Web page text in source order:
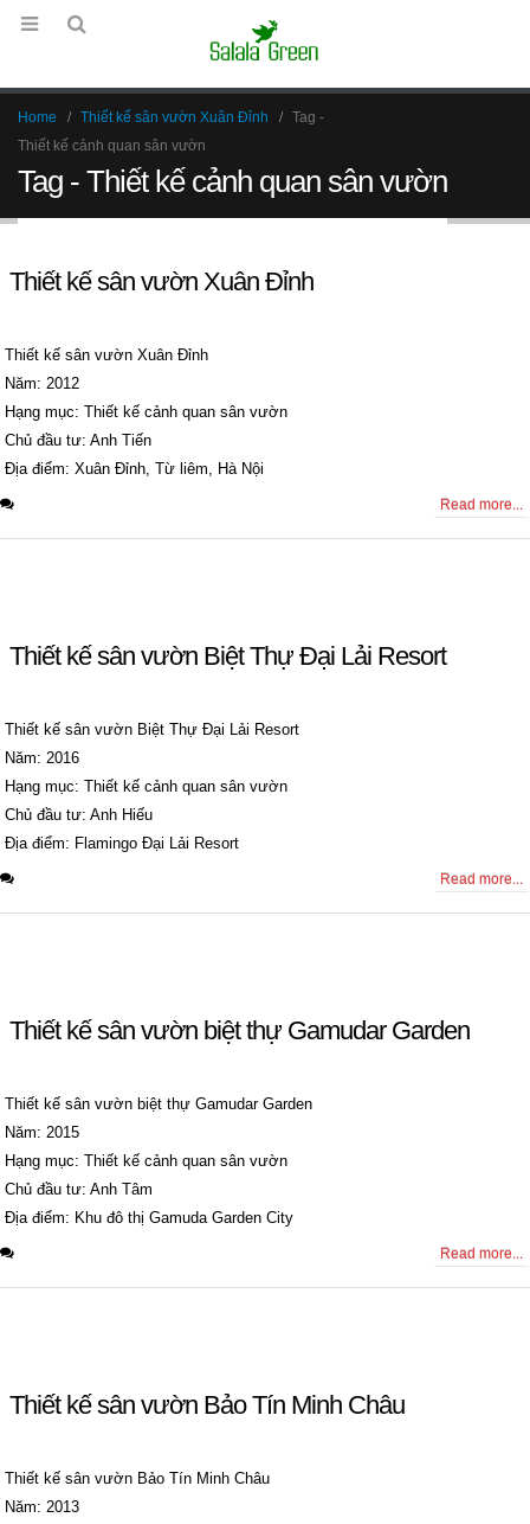
Home Thiết kế sân vườn Xuân Đỉnh
Tag -
Thiết kế cảnh quan sân vườn
Tag - Thiết kế cảnh quan sân vườn
Thiết kế sân vườn Xuân Đỉnh
Thiết kế sân vườn Xuân Đỉnh
Năm: 2012
Hạng mục: Thiết kế cảnh quan sân vườn
Chủ đầu tư: Anh Tiến
Địa điểm: Xuân Đỉnh, Từ liêm, Hà Nội
Read more...
Thiết kế sân vườn Biệt Thự Đại Lải Resort
Thiết kế sân vườn Biệt Thự Đại Lải Resort
Năm: 2016
Hạng mục: Thiết kế cảnh quan sân vườn
Chủ đầu tư: Anh Hiếu
Địa điểm: Flamingo Đại Lải Resort
Read more...
Thiết kế sân vườn biệt thự Gamudar Garden
Thiết kế sân vườn biệt thự Gamudar Garden
Năm: 2015
Hạng mục: Thiết kế cảnh quan sân vườn
Chủ đầu tư: Anh Tâm
Địa điểm: Khu đô thị Gamuda Garden City
Read more...
Thiết kế sân vườn Bảo Tín Minh Châu
Thiết kế sân vườn Bảo Tín Minh Châu
Năm: 2013